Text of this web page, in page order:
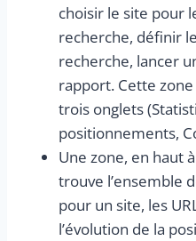
choisir le site pour
recherche, définir
recherche, lancer
rapport. Cette
trois onglets
positionnements,
Une zone, en haut
trouve l’ensemble
pour un site, les
l’évolution de la